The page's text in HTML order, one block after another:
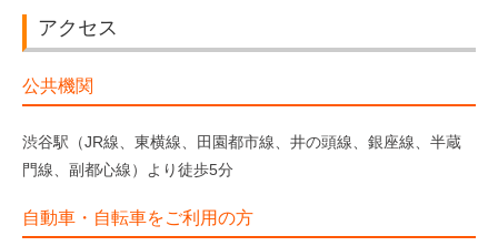
アクセス
公共機関
渋谷駅（JR線、東横線、田園都市線、井の頭線、銀座線、半蔵
門線、副都心線）より徒歩5分
自動車・自転車をご利用の方